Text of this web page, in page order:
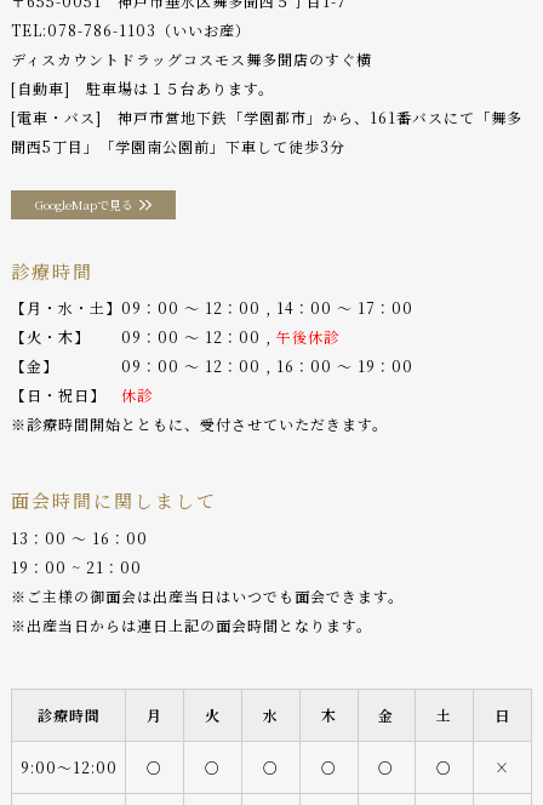
TEL:078-786-1103 （いいお産）
ディスカウントドラッグコスモス舞多聞店のすぐ横
[自動車] 駐車場は１５台あります。
[電車・バス] 神戸市営地下鉄「学園都市」から、161番バスにて「舞多
聞西5丁目」「学園南公園前」下車して徒歩3分
GoogleMapで見る
診療時間
【月・水・土】09：00 〜 12：00 , 14：00 〜 17：00
【火・木】 09：00 〜 12：00 , 午後休診
【金】 09：00 〜 12：00 , 16：00 〜 19：00
【日・祝日】 休診
※診療時間開始とともに、受付させていただきます。
面会時間に関しまして
13：00 〜 16：00
19：00 ~ 21：00
※ご主様の御面会は出産当日はいつでも面会できます。
※出産当日からは連日上記の面会時間となります。
診療時間 月 火 水 木 金 土 日
9:00〜12:00 ○ ○ ○ ○ ○ ○ ×